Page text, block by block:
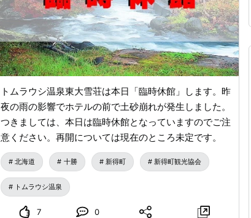
トムラウシ温泉東大雪荘は本日「臨時休館」します。昨
夜の雨の影響でホテルの前で土砂崩れが発生しました。
つきましては、本日は臨時休館となっていますのでご注
意ください。再開については現在のところ未定です。
北海道 十勝 新得町 新得町観光協会
トムラウシ温泉
7 0